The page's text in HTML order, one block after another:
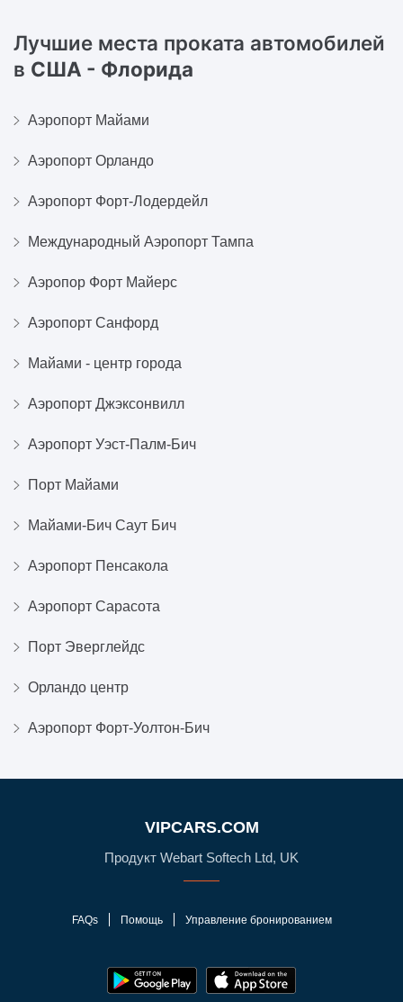
Лучшие места проката автомобилей
в США - Флорида
Аэропорт Майами
Аэропорт Орландо
Аэропорт Форт-Лодердейл
Международный Аэропорт Тампа
Аэропор Форт Майерс
Аэропорт Санфорд
Майами - центр города
Аэропорт Джэксонвилл
Аэропорт Уэст-Палм-Бич
Порт Майами
Майами-Бич Саут Бич
Аэропорт Пенсакола
Аэропорт Сарасота
Порт Эверглейдс
Орландо центр
Аэропорт Форт-Уолтон-Бич
VIPCARS.COM
Продукт Webart Softech Ltd, UK
FAQs Помощь Управление бронированием